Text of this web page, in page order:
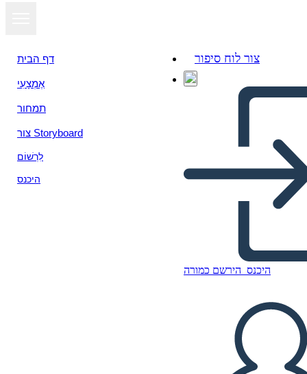
דף הבית
אֶמְצָעִי
תמחור
צור Storyboard
לִרְשׁוֹם
היכנס
צור לוח סיפור
היכנס הירשם כמורה
Timbrato: Racism,
Antiracism and You:
Biography Poster